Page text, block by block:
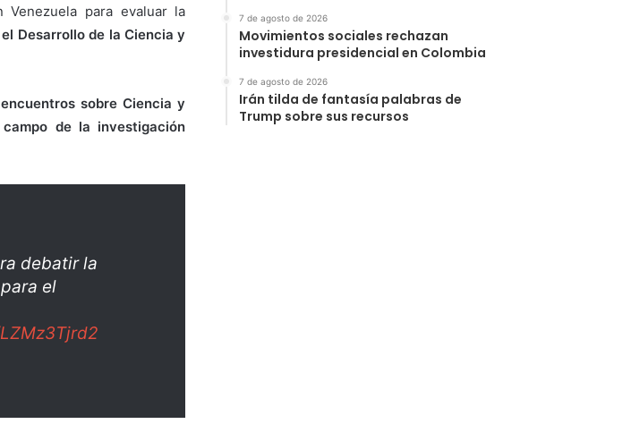
Venezuela para evaluar la
Desarrollo de la Ciencia y
sobre Ciencia y
de la investigación
debatir la
el
7 de agosto de 2026
Movimientos sociales rechazan
investidura presidencial en Colombia
7 de agosto de 2026
Irán tilda de fantasía palabras de
Trump sobre sus recursos